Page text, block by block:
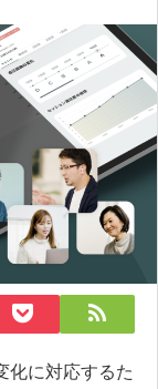
化に対応するた